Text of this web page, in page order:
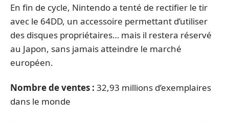
En fin de cycle, Nintendo a tenté de rectifier le tir
avec le 64DD, un accessoire permettant d’utiliser
des disques propriétaires… mais il restera réservé
au Japon, sans jamais atteindre le marché
européen.
Nombre de ventes : 32,93 millions d’exemplaires
dans le monde